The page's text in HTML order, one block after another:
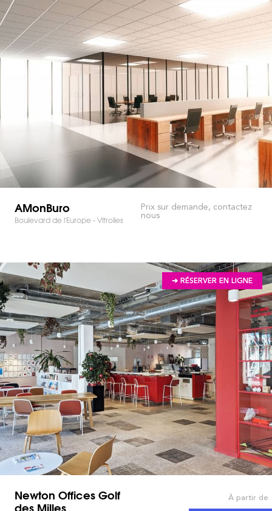
AMonBuro
Boulevard de l'Europe - Vitrolles
Prix sur demande, contactez
nous
➔ RÉSERVER EN LIGNE
Newton Offices Golf
des Milles
À partir de